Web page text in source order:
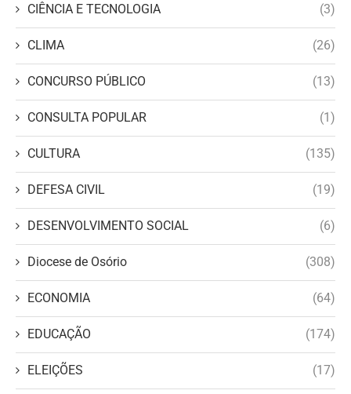
CIÊNCIA E TECNOLOGIA (3)
CLIMA (26)
CONCURSO PÚBLICO (13)
CONSULTA POPULAR (1)
CULTURA (135)
DEFESA CIVIL (19)
DESENVOLVIMENTO SOCIAL (6)
Diocese de Osório (308)
ECONOMIA (64)
EDUCAÇÃO (174)
ELEIÇÕES (17)